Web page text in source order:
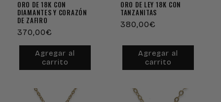
ORO DE 18K CON
DIAMANTES Y CORAZÓN
DE ZAFIRO
Precio
habitual
370,00€
Agregar al
carrito
ORO DE LEY 18K CON
TANZANITAS
Precio
380,00€
Agregar al
carrito